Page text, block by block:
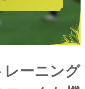
レーニング